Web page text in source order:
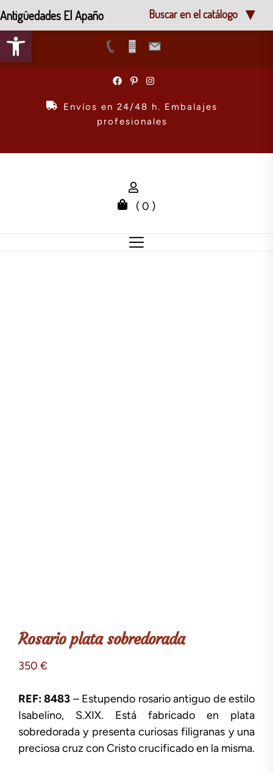
Abrir barra de herramientas
Envíos en 24/48 h. Embalajes
profesionales
( 0 )
Rosario plata sobredorada
350 €
REF: 8483 – Estupendo rosario antiguo de estilo
Isabelino, S.XIX. Está fabricado en plata
sobredorada y presenta curiosas filigranas y una
preciosa cruz con Cristo crucificado en la misma.
Antigüedades El Apaño Buscar en el catálogo